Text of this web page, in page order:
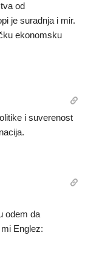
od
je suradnja i mir.
ekonomsku
i suverenost
odem da
Englez: